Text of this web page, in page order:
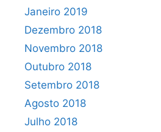
Janeiro 2019
Dezembro 2018
Novembro 2018
Outubro 2018
Setembro 2018
Agosto 2018
Julho 2018